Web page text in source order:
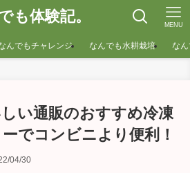
も体験記。 MENU
んでもチャレンジ なんでも水耕栽培 な
い通販のおすすめ冷凍
でコンビニより便利！
04/30